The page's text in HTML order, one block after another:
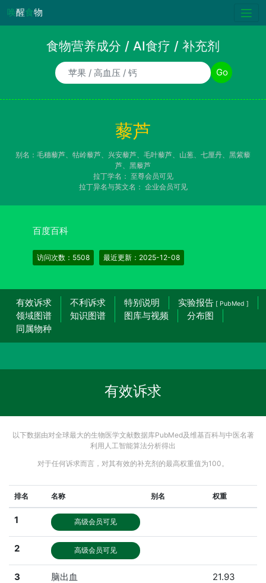
唤醒食物
食物营养成分 / AI食疗 / 补充剂
食物/AI食疗诉求/补充剂名称 Go
藜芦
别名：毛穗藜芦、牯岭藜芦、兴安藜芦、毛叶藜芦、山葱、七厘丹、黑紫藜
芦、黑藜芦
拉丁学名： 至尊会员可见
拉丁异名与英文名： 企业会员可见
百度百科
访问次数：5508 最近更新：2025-12-08
有效诉求 不利诉求 特别说明 实验报告 [ PubMed ]
领域图谱 知识图谱 图库与视频
分布图
同属物种
有效诉求
以下数据由对全球最大的生物医学文献数据库PubMed及维基百科与中医名著
利用人工智能算法分析得出
对于任何诉求而言，对其有效的补充剂的最高权重值为100。
排名 名称 别名 权重
1 高级会员可见
2 高级会员可见
3 脑出血 21.93